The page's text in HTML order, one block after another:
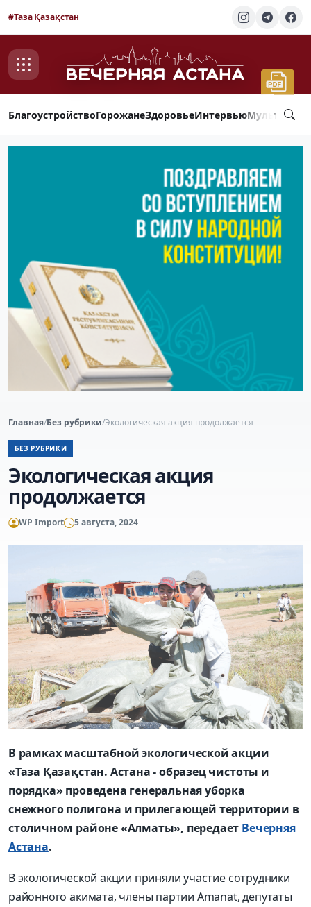
#Таза Қазақстан
БлагоустройствоГорожанеЗдоровьеИнтервью
Главная/Без рубрики/Экологическая акция продолжается
БЕЗ РУБРИКИ
Экологическая акция
продолжается
WP Import 5 августа, 2024
В рамках масштабной экологической акции
«Таза Қазақстан. Астана - образец чистоты и
порядка» проведена генеральная уборка
снежного полигона и прилегающей территории в
столичном районе «Алматы», передает Вечерняя
Астана.
В экологической акции приняли участие сотрудники
районного акимата, члены партии Amanat, депутаты